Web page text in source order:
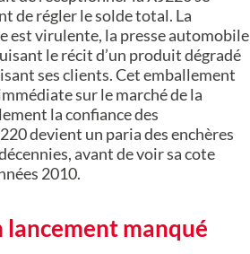
de régler le solde total. La
est virulente, la presse automobile
le récit d’un produit dégradé
ses clients. Cet emballement
sur le marché de la
la confiance des
devient un paria des enchères
avant de voir sa cote
2010.
lancement manqué